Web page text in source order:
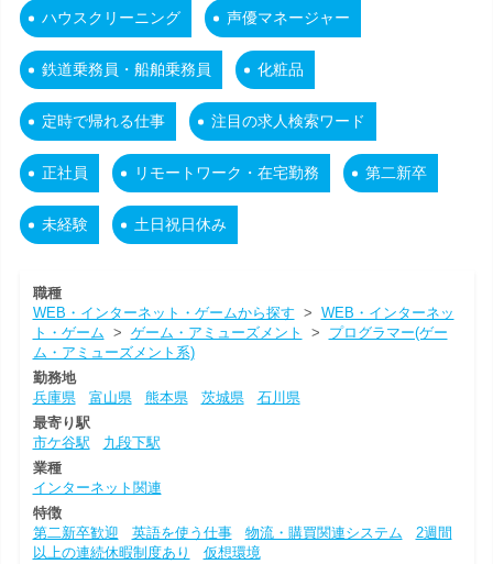
ハウスクリーニング 声優マネージャー
鉄道乗務員・船舶乗務員 化粧品
定時で帰れる仕事 注目の求人検索ワード
正社員 リモートワーク・在宅勤務 第二新卒
未経験 土日祝日休み
職種
WEB・インターネット・ゲームから探す > WEB・インターネッ
ト・ゲーム > ゲーム・アミューズメント > プログラマー(ゲー
ム・アミューズメント系)
勤務地
兵庫県
富山県 熊本県 茨城県
石川県
最寄り駅
市ケ谷駅
九段下駅
業種
インターネット関連
特徴
第二新卒歓迎
英語を使う仕事 物流・購買関連システム
2週間
以上の連続休暇制度あり
仮想環境